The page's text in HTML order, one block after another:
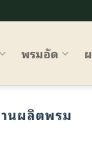
พรมอัด
านผลิตพรม